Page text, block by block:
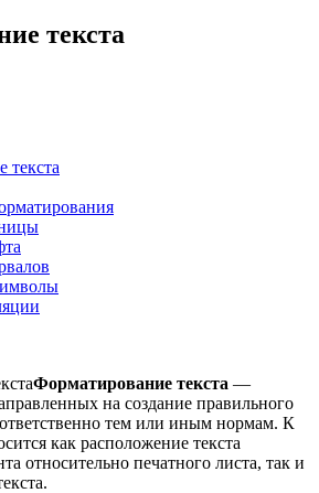
текста
текста
Форматирование текста —
на создание правильного
тем или иным нормам. К
как расположение текста
относительно печатного листа, так и